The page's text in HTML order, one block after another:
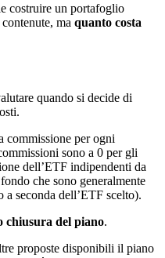
costruire un portafoglio
ma quanto costa
quando si decide di
commissione per ogni
sono a 0 per gli
dell’ETF indipendenti da
che sono generalmente
seconda dell’ETF scelto).
chiusura del piano.
proposte disponibili il piano